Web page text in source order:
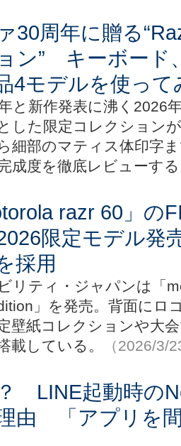
30周年に贈る
ン” キーボード
4モデルを使って
と新作発表に沸く2026
した限定コレクション
細部のマティス体印字
成度を徹底レビューす
razr 60」の
限定モデル
採用
リティ・ジャパンは「
」を発売。背面にロ
壁紙コレクションや大
載している。
（2026/3/
LINE起動時の
由 「アプリを